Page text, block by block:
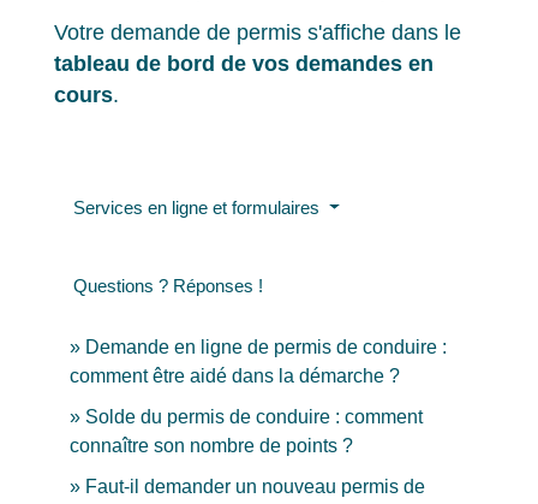
Votre demande de permis s'affiche dans le
tableau de bord de vos demandes en
cours.
Services en ligne et formulaires
Questions ? Réponses !
Demande en ligne de permis de conduire :
comment être aidé dans la démarche ?
Solde du permis de conduire : comment
connaître son nombre de points ?
Faut-il demander un nouveau permis de